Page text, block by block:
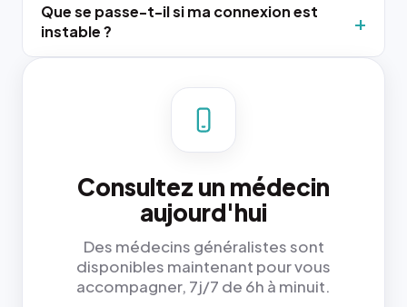
Que se passe-t-il si ma connexion est
instable ?
Consultez un médecin
aujourd'hui
Des médecins généralistes sont
disponibles maintenant pour vous
accompagner, 7j/7 de 6h à minuit.